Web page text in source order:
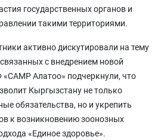
государственных органов и
такими территориями.
активно дискутировали на тему
с внедрением новой
Алатоо» подчеркнули, что
Кыргызстану не только
обязательства, но и укрепить
к возникновению зоонозных
«Единое здоровье».